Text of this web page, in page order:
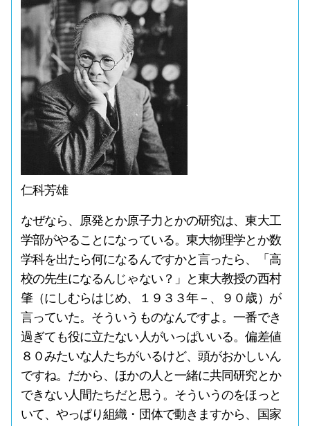
仁科芳雄
なぜなら、原発とか原子力とかの研究は、東大工
学部がやることになっている。東大物理学とか数
学科を出たら何になるんですかと言ったら、「高
校の先生になるんじゃない？」と東大教授の西村
肇（にしむらはじめ、１９３３年－、９０歳）が
言っていた。そういうものなんですよ。一番でき
過ぎても役に立たない人がいっぱいいる。偏差値
８０みたいな人たちがいるけど、頭がおかしいん
ですね。だから、ほかの人と一緒に共同研究とか
できない人間たちだと思う。そういうのをほっと
いて、やっぱり組織・団体で動きますから、国家